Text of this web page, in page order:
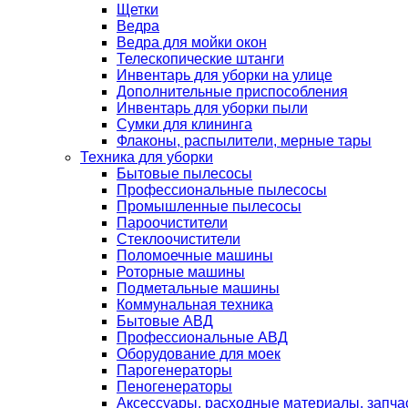
Щетки
Ведра
Ведра для мойки окон
Телескопические штанги
Инвентарь для уборки на улице
Дополнительные приспособления
Инвентарь для уборки пыли
Сумки для клининга
Флаконы, распылители, мерные тары
Техника для уборки
Бытовые пылесосы
Профессиональные пылесосы
Промышленные пылесосы
Пароочистители
Стеклоочистители
Поломоечные машины
Роторные машины
Подметальные машины
Коммунальная техника
Бытовые АВД
Профессиональные АВД
Оборудование для моек
Парогенераторы
Пеногенераторы
Аксессуары, расходные материалы,